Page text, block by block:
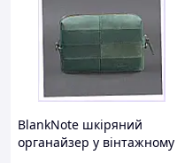
BlankNote шкіряний
органайзер у вінтажному